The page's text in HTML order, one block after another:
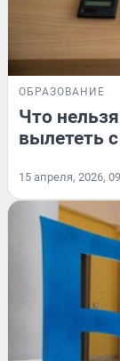
ОБРАЗОВАНИЕ
Что
вылететь
15 апреля, 2026,